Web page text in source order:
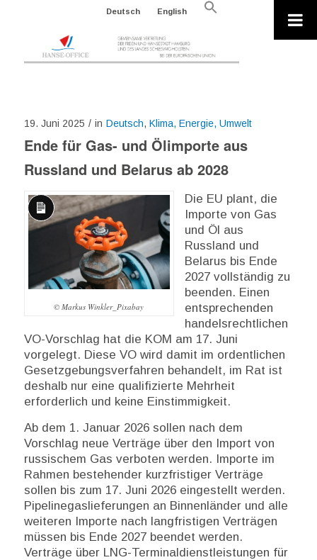
Deutsch English
Search
19. Juni 2025 / in Deutsch, Klima, Energie, Umwelt
Ende für Gas- und Ölimporte aus
Russland und Belarus ab 2028
Lange
Beschreibung
© Markus Winkler_Pixabay
Die EU plant, die
Importe von Gas
und Öl aus
Russland und
Belarus bis Ende
2027 vollständig zu
beenden. Einen
entsprechenden
handelsrechtlichen
VO-Vorschlag hat die KOM am 17. Juni
vorgelegt. Diese VO wird damit im ordentlichen
Gesetzgebungsverfahren behandelt, im Rat ist
deshalb nur eine qualifizierte Mehrheit
erforderlich und keine Einstimmigkeit.
Ab dem 1. Januar 2026 sollen nach dem
Vorschlag neue Verträge über den Import von
russischem Gas verboten werden. Importe im
Rahmen bestehender kurzfristiger Verträge
sollen bis zum 17. Juni 2026 eingestellt werden.
Pipelinegaslieferungen an Binnenländer und alle
weiteren Importe nach langfristigen Verträgen
müssen bis Ende 2027 beendet werden.
Verträge über LNG-Terminaldienstleistungen für